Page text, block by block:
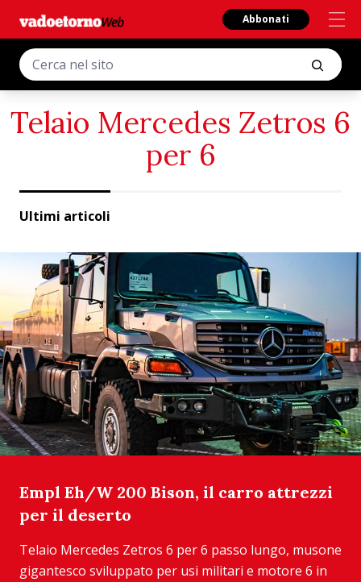
Abbonati
Telaio Mercedes Zetros 6
per 6
Ultimi articoli
Empl Eh/W 200 Bison, il carro attrezzi
per il deserto
Telaio Mercedes Zetros 6 per 6 passo lungo, musone
gigantesco sviluppato per usi militari e motore 6 in